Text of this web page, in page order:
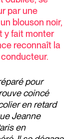
par une
blouson noir,
y fait monter
reconnaît la
pour
coincé
en retard
Jeanne
en